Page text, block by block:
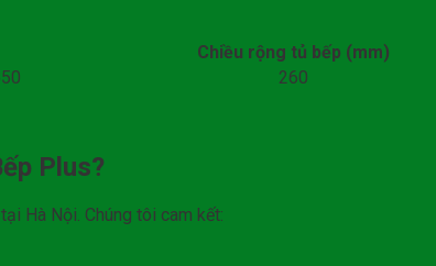
Chiều rộng tủ bếp (mm)
260
Plus?
Hà Nội. Chúng tôi cam kết: